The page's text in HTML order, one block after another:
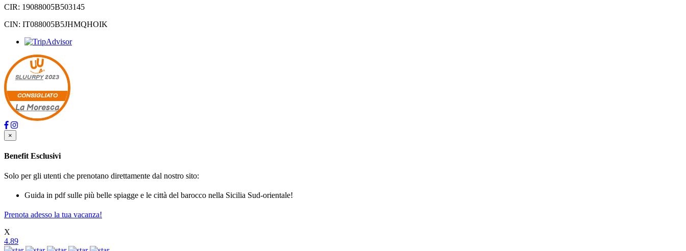
CIR: 19088005B503145
CIN: IT088005B5JHMQHOIK
SLUURPY2023
CONSIGLIATO
La Moresca
×
Benefit Esclusivi
Solo per gli utenti che prenotano direttamente dal nostro sito:
Guida in pdf sulle più belle spiagge e le città del barocco nella Sicilia Sud-orientale!
Prenota adesso la tua vacanza!
X
4.89